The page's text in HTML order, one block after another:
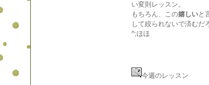
い変則レッスン。
もちろん、この嬉しいと
して絞られないで済むだ
^;ほほ
今週のレッスン